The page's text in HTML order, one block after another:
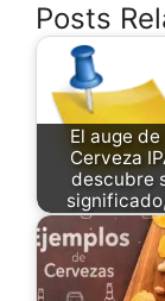
Posts
El auge de
Cerveza
descubre